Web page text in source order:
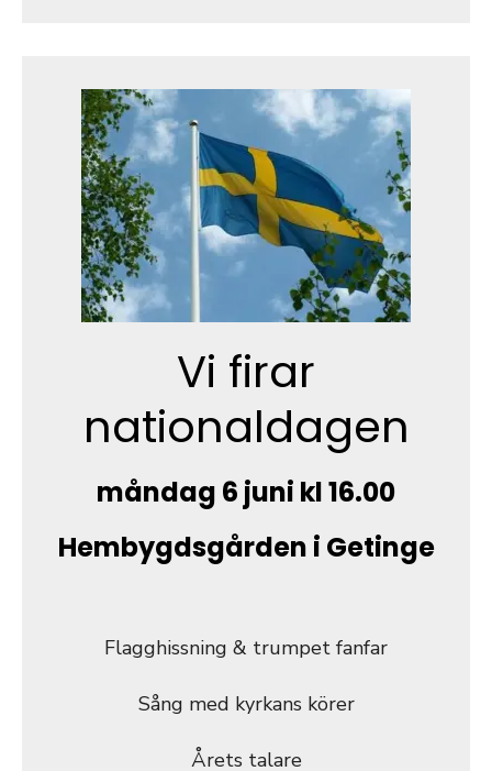
Vi firar
nationaldagen
måndag 6 juni kl 16.00
Hembygdsgården i Getinge
Flagghissning & trumpet fanfar
Sång med kyrkans körer
Årets talare